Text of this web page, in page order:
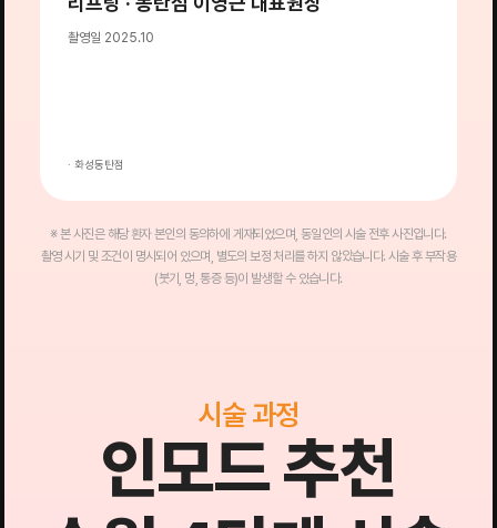
촬영일 2025.10
· 화성동탄점
※ 본 사진은 해당 환자 본인의 동의하에 게재되었으며, 동일인의 시술 전후 사진입니다.
촬영 시기 및 조건이 명시되어 있으며, 별도의 보정 처리를 하지 않았습니다. 시술 후 부작용
(붓기, 멍, 통증 등)이 발생할 수 있습니다.
시술 과정
인모드 추천